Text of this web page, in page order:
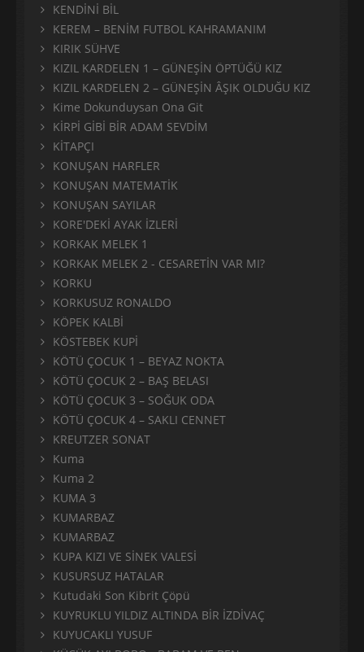
KENDİNİ BİL
KEREM – BENİM FUTBOL KAHRAMANIM
KIRIK SÜHVE
KIZIL KARDELEN 1 – GÜNEŞİN ÖPTÜĞÜ KIZ
KIZIL KARDELEN 2 – GÜNEŞİN ÂŞIK OLDUĞU KIZ
Kime Dokunduysan Ona Git
KİRPİ GİBİ BİR ADAM SEVDİM
KİTAPÇI
KONUŞAN HARFLER
KONUŞAN MATEMATİK
KONUŞAN SAYILAR
KORE'DEKİ AYAK İZLERİ
KORKAK MELEK 1
KORKAK MELEK 2 - CESARETİN VAR MI?
KORKU
KORKUSUZ RONALDO
KÖPEK KALBİ
KÖSTEBEK KUPİ
KÖTÜ ÇOCUK 1 – BEYAZ NOKTA
KÖTÜ ÇOCUK 2 – BAŞ BELASI
KÖTÜ ÇOCUK 3 – SOĞUK ODA
KÖTÜ ÇOCUK 4 – SAKLI CENNET
KREUTZER SONAT
Kuma
Kuma 2
KUMA 3
KUMARBAZ
KUMARBAZ
KUPA KIZI VE SİNEK VALESİ
KUSURSUZ HATALAR
Kutudaki Son Kibrit Çöpü
KUYRUKLU YILDIZ ALTINDA BİR İZDİVAÇ
KUYUCAKLI YUSUF